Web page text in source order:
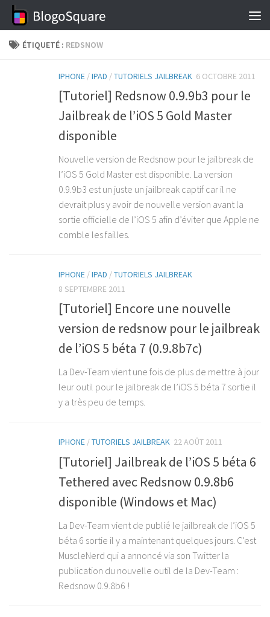
Skip to content
ÉTIQUETÉ : REDSNOW
IPHONE /IPAD /TUTORIELS JAILBREAK 6 OCTOBRE 2011
[Tutoriel] Redsnow 0.9.9b3 pour le
Jailbreak de l’iOS 5 Gold Master
disponible
Nouvelle version de Redsnow pour le jailbreak de
l’iOS 5 Gold Master est disponible. La version
0.9.9b3 est un juste un jailbreak captif car il ne
devrait plus y avoir de nouvelle version avant la
sortie officielle de l’iOS 5 afin d’éviter que Apple ne
comble les failles.
IPHONE /IPAD /TUTORIELS JAILBREAK
8 SEPTEMBRE 2011
[Tutoriel] Encore une nouvelle
version de redsnow pour le jailbreak
de l’iOS 5 béta 7 (0.9.8b7c)
La Dev-Team vient une fois de plus de mettre à jour
leur outil pour le jailbreak de l’iOS 5 béta 7 sortie il
y a très peu de temps.
IPHONE /TUTORIELS JAILBREAK 22 AOÛT 2011
[Tutoriel] Jailbreak de l’iOS 5 béta 6
Tethered avec Redsnow 0.9.8b6
disponible (Windows et Mac)
La Dev-Team vient de publié le jailbreak de l’iOS 5
béta 6 sortie il y a maintenant quelques jours. C’est
MuscleNerd qui a annoncé via son Twitter la
publication du nouvelle outil de la Dev-Team :
Redsnow 0.9.8b6 !